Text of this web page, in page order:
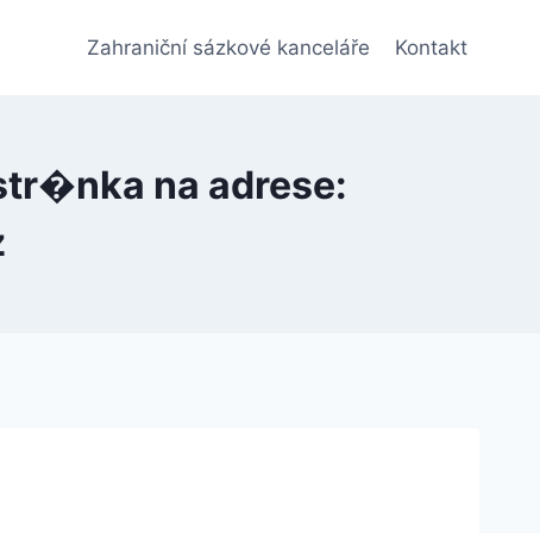
Zahraniční sázkové kanceláře Kontakt
na adrese: